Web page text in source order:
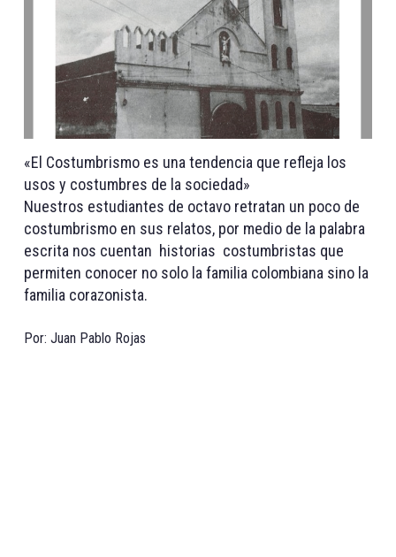
«El Costumbrismo es una tendencia que refleja los
usos y costumbres de la sociedad»
Nuestros estudiantes de octavo retratan un poco de
costumbrismo en sus relatos, por medio de la palabra
escrita nos cuentan historias costumbristas que
permiten conocer no solo la familia colombiana sino la
familia corazonista.
Por: Juan Pablo Rojas